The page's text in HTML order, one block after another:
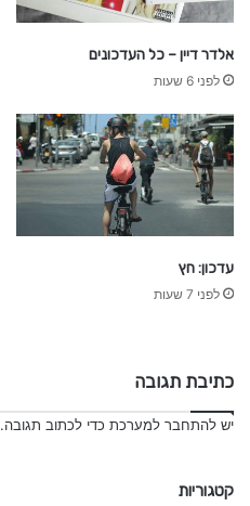
נ
ס
ם
אלדר דיין – כל העדכונים
לפני 6 שעות
עדכון: חץ
לפני 7 שעות
כתיבת תגובה
יש להתחבר למערכת כדי לכתוב תגובה.
קטגוריות